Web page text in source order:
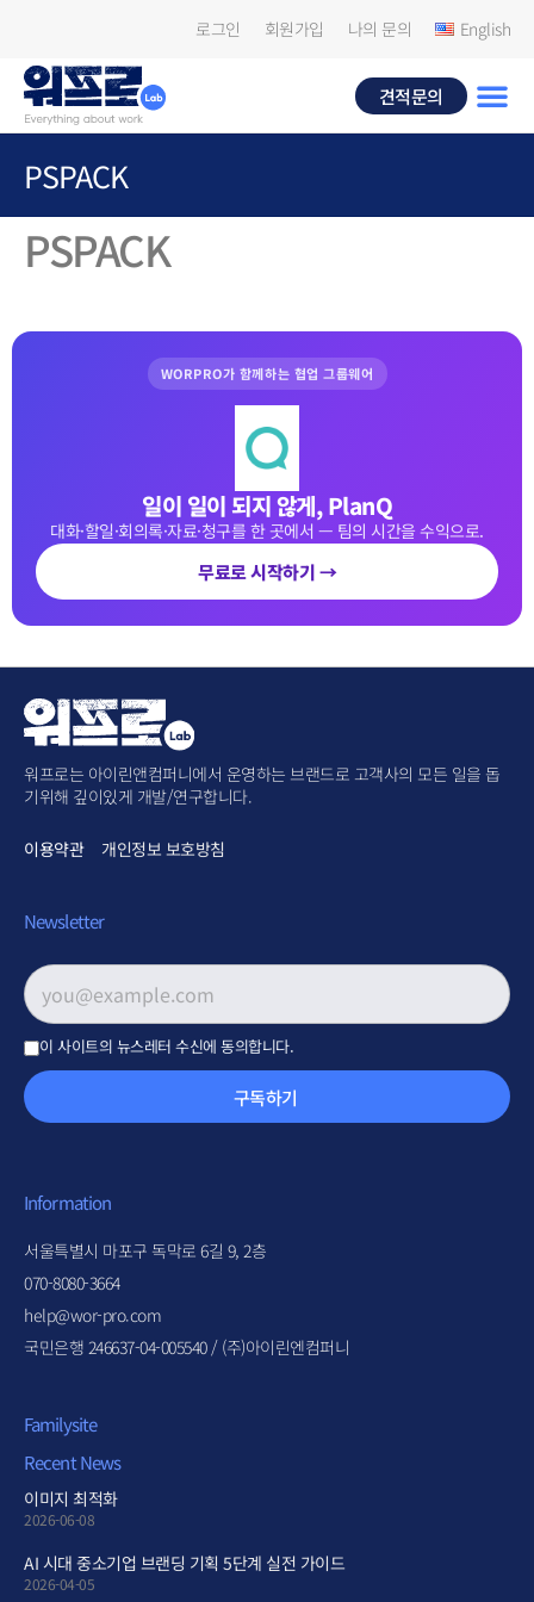
로그인 회원가입 나의 문의 English
견적문의
PSPACK
PSPACK
WORPRO가 함께하는 협업 그룹웨어
일이 일이 되지 않게, PlanQ
대화·할일·회의록·자료·청구를 한 곳에서 — 팀의 시간을 수익으로.
무료로 시작하기 →
워프로는 아이린앤컴퍼니에서 운영하는 브랜드로 고객사의 모든 일을 돕
기위해 깊이있게 개발/연구합니다.
이용약관 개인정보 보호방침
Newsletter
이메일 주소*
이 사이트의 뉴스레터 수신에 동의합니다.
구독하기
Information
서울특별시 마포구 독막로 6길 9, 2층
070-8080-3664
help@wor-pro.com
국민은행 246637-04-005540 / (주)아이린엔컴퍼니
Familysite
Recent News
이미지 최적화
2026-06-08
AI 시대 중소기업 브랜딩 기획 5단계 실전 가이드
2026-04-05